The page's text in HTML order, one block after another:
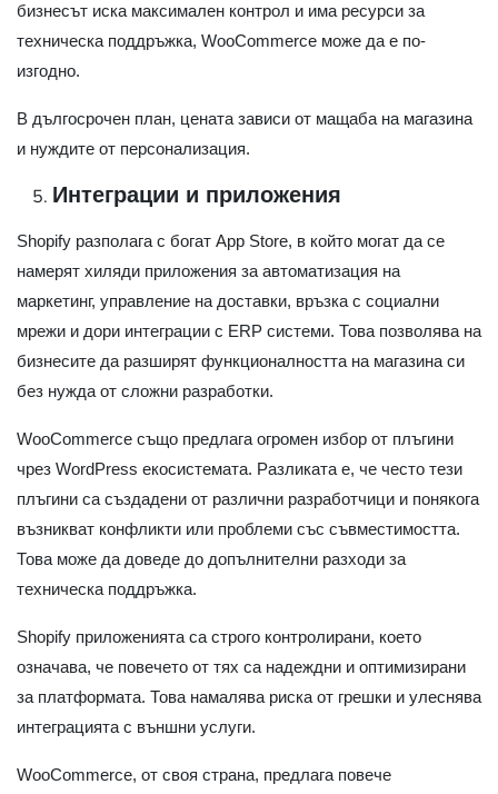
бизнесът иска максимален контрол и има ресурси за
техническа поддръжка, WooCommerce може да е по-
изгодно.
В дългосрочен план, цената зависи от мащаба на магазина
и нуждите от персонализация.
Интеграции и приложения
Shopify разполага с богат App Store, в който могат да се
намерят хиляди приложения за автоматизация на
маркетинг, управление на доставки, връзка с социални
мрежи и дори интеграции с ERP системи. Това позволява на
бизнесите да разширят функционалността на магазина си
без нужда от сложни разработки.
WooCommerce също предлага огромен избор от плъгини
чрез WordPress екосистемата. Разликата е, че често тези
плъгини са създадени от различни разработчици и понякога
възникват конфликти или проблеми със съвместимостта.
Това може да доведе до допълнителни разходи за
техническа поддръжка.
Shopify приложенията са строго контролирани, което
означава, че повечето от тях са надеждни и оптимизирани
за платформата. Това намалява риска от грешки и улеснява
интеграцията с външни услуги.
WooCommerce, от своя страна, предлага повече